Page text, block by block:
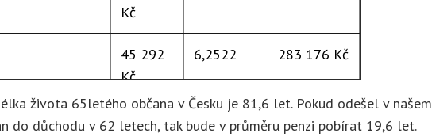
Kč
45 292
Kč
6,2522 283 176 Kč
55 468
5,1052 283 176 Kč
života 65letého občana v Česku je 81,6 let. Pokud odešel v našem
do důchodu v 62 letech, tak bude v průměru penzi pobírat 19,6 let.